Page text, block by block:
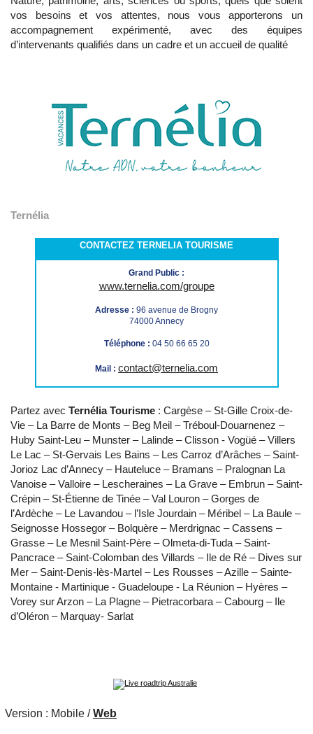
vos besoins et vos attentes, nous vous apporterons un
accompagnement expérimenté, avec des équipes
d’intervenants qualifiés dans un cadre et un accueil de qualité
Ternélia
CONTACTEZ TERNELIA TOURISME
Grand Public :
www.ternelia.com/groupe
Adresse : 96 avenue de Brogny
74000 Annecy
Téléphone : 04 50 66 65 20
Mail : contact@ternelia.com
Partez avec Ternélia Tourisme : Cargèse – St-Gille Croix-de-
Vie – La Barre de Monts – Beg Meil – Tréboul-Douarnenez –
Huby Saint-Leu – Munster – Lalinde – Clisson - Vogüé – Villers
Le Lac – St-Gervais Les Bains – Les Carroz d’Arâches – Saint-
Jorioz Lac d’Annecy – Hauteluce – Bramans – Pralognan La
Vanoise – Valloire – Lescheraines – La Grave – Embrun – Saint-
Crépin – St-Étienne de Tinée – Val Louron – Gorges de
l’Ardèche – Le Lavandou – l’Isle Jourdain – Méribel – La Baule –
Seignosse Hossegor – Bolquère – Merdrignac – Cassens –
Grasse – Le Mesnil Saint-Père – Olmeta-di-Tuda – Saint-
Pancrace – Saint-Colomban des Villards – Ile de Ré – Dives sur
Mer – Saint-Denis-lès-Martel – Les Rousses – Azille – Sainte-
Montaine - Martinique - Guadeloupe - La Réunion – Hyères –
Vorey sur Arzon – La Plagne – Pietracorbara – Cabourg – Ile
d’Oléron – Marquay- Sarlat
Version : Mobile /Web